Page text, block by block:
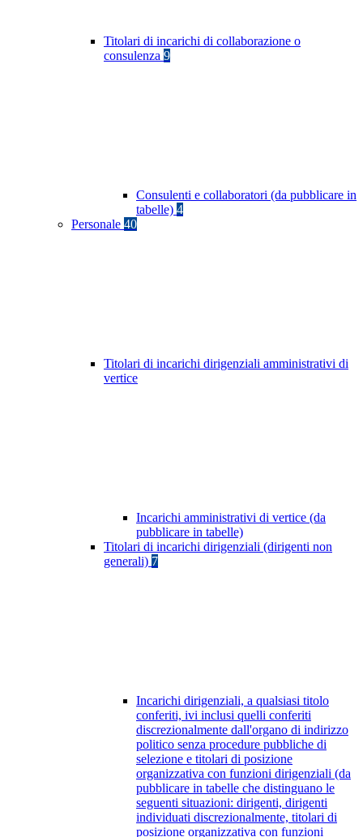
Titolari di incarichi di collaborazione o
consulenza 9
Consulenti e collaboratori (da pubblicare in
tabelle) 4
Personale 40
Titolari di incarichi dirigenziali amministrativi di
vertice
Incarichi amministrativi di vertice (da
pubblicare in tabelle)
Titolari di incarichi dirigenziali (dirigenti non
generali) 7
Incarichi dirigenziali, a qualsiasi titolo
conferiti, ivi inclusi quelli conferiti
discrezionalmente dall'organo di indirizzo
politico senza procedure pubbliche di
selezione e titolari di posizione
organizzativa con funzioni dirigenziali (da
pubblicare in tabelle che distinguano le
seguenti situazioni: dirigenti, dirigenti
individuati discrezionalmente, titolari di
posizione organizzativa con funzioni